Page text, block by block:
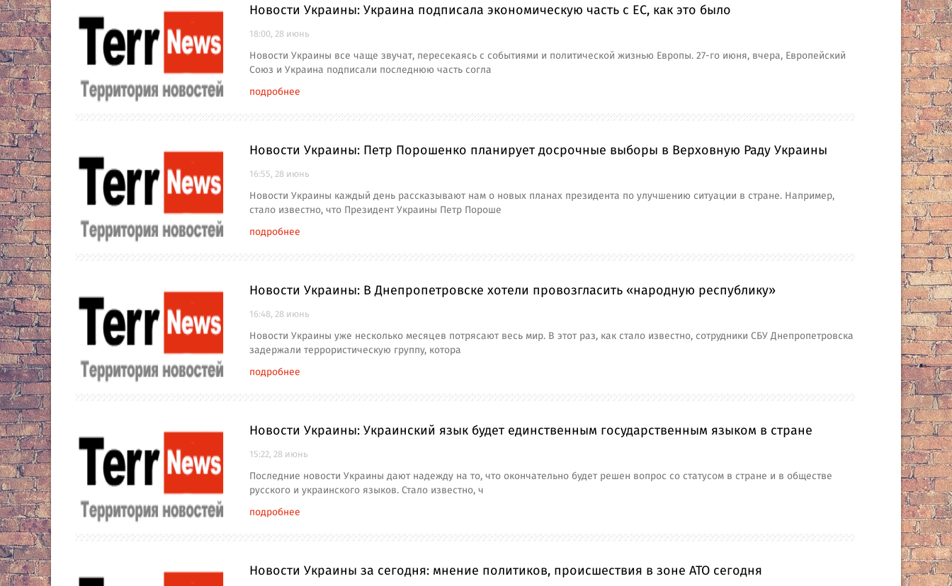
Новости Украины: Украина подписала экономическую часть с ЕС, как это было
18:00, 28 июнь
Новости Украины все чаще звучат, пересекаясь с событиями и политической жизнью Европы. 27-го июня, вчера, Европейский
Союз и Украина подписали последнюю часть согла
подробнее
Новости Украины: Петр Порошенко планирует досрочные выборы в Верховную Раду Украины
16:55, 28 июнь
Новости Украины каждый день рассказывают нам о новых планах президента по улучшению ситуации в стране. Например,
стало известно, что Президент Украины Петр Пороше
подробнее
Новости Украины: В Днепропетровске хотели провозгласить «народную республику»
16:48, 28 июнь
Новости Украины уже несколько месяцев потрясают весь мир. В этот раз, как стало известно, сотрудники СБУ Днепропетровска
задержали террористическую группу, котора
подробнее
Новости Украины: Украинский язык будет единственным государственным языком в стране
15:22, 28 июнь
Последние новости Украины дают надежду на то, что окончательно будет решен вопрос со статусом в стране и в обществе
русского и украинского языков. Стало известно, ч
подробнее
Новости Украины за сегодня: мнение политиков, происшествия в зоне АТО сегодня